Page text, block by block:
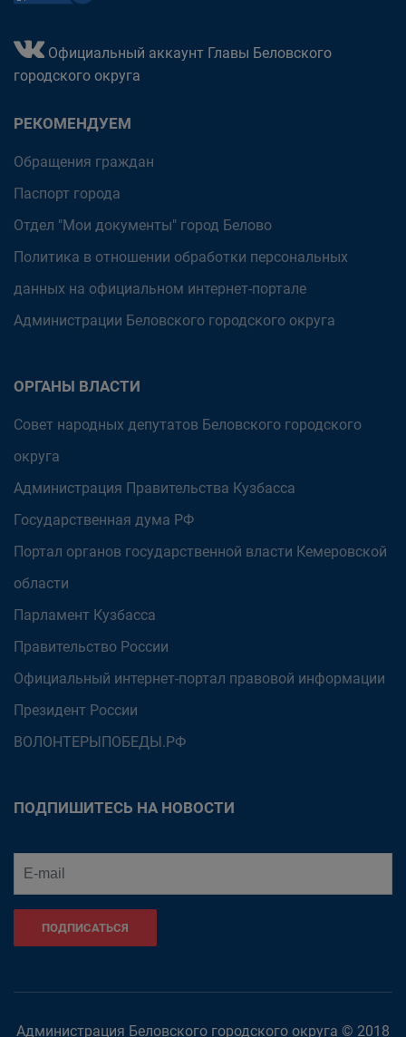
Официальный аккаунт Главы Беловского
городского округа
РЕКОМЕНДУЕМ
Обращения граждан
Паспорт города
Отдел "Мои документы" город Белово
Политика в отношении обработки персональных
данных на официальном интернет-портале
Администрации Беловского городского округа
ОРГАНЫ ВЛАСТИ
Совет народных депутатов Беловского городского
округа
Администрация Правительства Кузбасса
Государственная дума РФ
Портал органов государственной власти Кемеровской
области
Парламент Кузбасса
Правительство России
Официальный интернет-портал правовой информации
Президент России
ВОЛОНТЕРЫПОБЕДЫ.РФ
ПОДПИШИТЕСЬ НА НОВОСТИ
ПОДПИСАТЬСЯ
Администрация Беловского городского округа © 2018